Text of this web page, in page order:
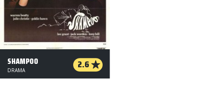
SHAMPOO 2.6
DRAMA